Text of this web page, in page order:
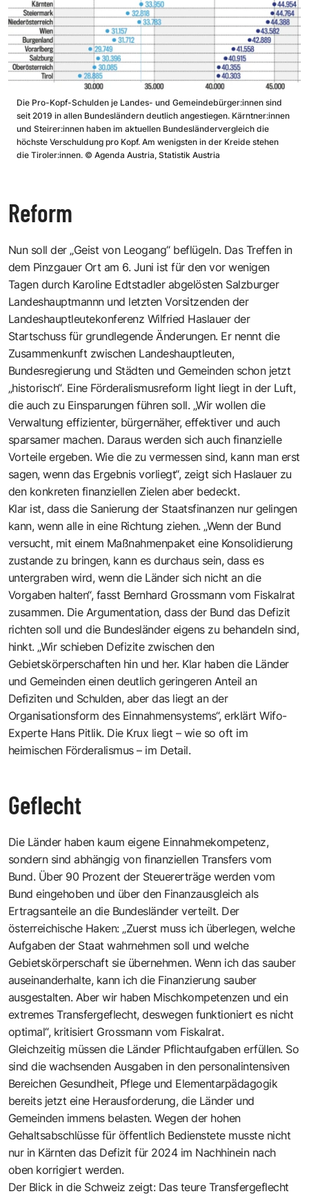
Die Pro-Kopf-Schulden je Landes- und Gemeindebürger:innen sind
seit 2019 in allen Bundesländern deutlich angestiegen. Kärntner:innen
und Steirer:innen haben im aktuellen Bundesländervergleich die
höchste Verschuldung pro Kopf. Am wenigsten in der Kreide stehen
die Tiroler:innen. © Agenda Austria, Statistik Austria
Reform
Nun soll der „Geist von Leogang“ beflügeln. Das Treffen in
dem Pinzgauer Ort am 6. Juni ist für den vor wenigen
Tagen durch Karoline Edtstadler abgelösten Salzburger
Landeshauptmannn und letzten Vorsitzenden der
Landeshauptleutekonferenz Wilfried Haslauer der
Startschuss für grundlegende Änderungen. Er nennt die
Zusammenkunft zwischen Landeshauptleuten,
Bundesregierung und Städten und Gemeinden schon jetzt
„historisch“. Eine Förderalismusreform light liegt in der Luft,
die auch zu Einsparungen führen soll. „Wir wollen die
Verwaltung effizienter, bürgernäher, effektiver und auch
sparsamer machen. Daraus werden sich auch finanzielle
Vorteile ergeben. Wie die zu vermessen sind, kann man erst
sagen, wenn das Ergebnis vorliegt“, zeigt sich Haslauer zu
den konkreten finanziellen Zielen aber bedeckt.
Klar ist, dass die Sanierung der Staatsfinanzen nur gelingen
kann, wenn alle in eine Richtung ziehen. „Wenn der Bund
versucht, mit einem Maßnahmenpaket eine Konsolidierung
zustande zu bringen, kann es durchaus sein, dass es
untergraben wird, wenn die Länder sich nicht an die
Vorgaben halten“, fasst Bernhard Grossmann vom Fiskalrat
zusammen. Die Argumentation, dass der Bund das Defizit
richten soll und die Bundesländer eigens zu behandeln sind,
hinkt. „Wir schieben Defizite zwischen den
Gebietskörperschaften hin und her. Klar haben die Länder
und Gemeinden einen deutlich geringeren Anteil an
Defiziten und Schulden, aber das liegt an der
Organisationsform des Einnahmensystems“, erklärt Wifo-
Experte Hans Pitlik. Die Krux liegt – wie so oft im
heimischen Förderalismus – im Detail.
Geflecht
Die Länder haben kaum eigene Einnahmekompetenz,
sondern sind abhängig von finanziellen Transfers vom
Bund. Über 90 Prozent der Steuererträge werden vom
Bund eingehoben und über den Finanzausgleich als
Ertragsanteile an die Bundesländer verteilt. Der
österreichische Haken: „Zuerst muss ich überlegen, welche
Aufgaben der Staat wahrnehmen soll und welche
Gebietskörperschaft sie übernehmen. Wenn ich das sauber
auseinanderhalte, kann ich die Finanzierung sauber
ausgestalten. Aber wir haben Mischkompetenzen und ein
extremes Transfergeflecht, deswegen funktioniert es nicht
optimal“, kritisiert Grossmann vom Fiskalrat.
Gleichzeitig müssen die Länder Pflichtaufgaben erfüllen. So
sind die wachsenden Ausgaben in den personalintensiven
Bereichen Gesundheit, Pflege und Elementarpädagogik
bereits jetzt eine Herausforderung, die Länder und
Gemeinden immens belasten. Wegen der hohen
Gehaltsabschlüsse für öffentlich Bedienstete musste nicht
nur in Kärnten das Defizit für 2024 im Nachhinein nach
oben korrigiert werden.
Der Blick in die Schweiz zeigt: Das teure Transfergeflecht